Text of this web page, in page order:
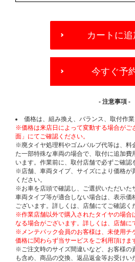
OPTIONS
カートに追
今すぐ予
- 注意事項 -
価格は、組み換え、バランス、取付作業
※価格は来店日によって変動する場合がご
面」にてご確認ください。
※廃タイヤ処理料やゴムバルブ代等は、料
た一部特殊な車両の場合で、取付に追加費
います。作業前に、取付店舗で必ずご確認
※店舗、車両タイプ、サイズにより価格が
ください。
※お車を店頭で確認し、ご選択いただいた
車両タイプ等が適合しない場合は、表示価
ございます。詳しくは、店舗にてご確認く
※作業店舗以外で購入されたタイヤの場合
なる場合がございます。詳しくは、店舗に
※メンテパック会員のお客様は、未使用チ
価格に関わらず当サービスをご利用頂けま
※ご注文時のサイズ間違いなど、お客様の
も含め、商品の交換、返品返金等お受けい